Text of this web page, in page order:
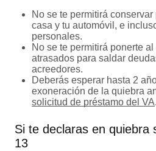
No se te permitirá
casa y tu automóvil, e
personales.
No se te permitirá ponerte
atrasados para saldar
acreedores.
Deberás esperar hasta 2
exoneración de la quiebra
solicitud de préstamo del VA.
Si te declaras en quiebra
13